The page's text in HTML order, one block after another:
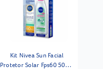
Kit Nivea Sun Facial
Protetor Solar Fps60 50g +